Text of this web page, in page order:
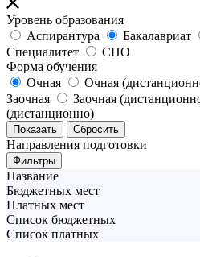
Уровень образования
Аспирантура
Бакалавриат
Специалитет
СПО
Форма обучения
Очная
Очная
Заочная
Заочная
(дистанционно)
Показать Сбросить
Направления подготовки
Фильтры
Название
Бюджетных мест
Платных мест
Список бюджетных
Список платных